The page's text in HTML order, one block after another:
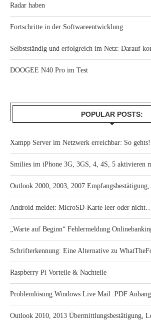
Radar haben
Fortschritte in der Softwareentwicklung
Selbstständig und erfolgreich im Netz: Darauf
DOOGEE N40 Pro im Test
POPULAR POSTS:
Xampp Server im Netzwerk erreichbar: So gehts!
Smilies im iPhone 3G, 3GS, 4, 4S, 5 aktivieren
Outlook 2000, 2003, 2007
Android meldet: MicroSD-Karte leer oder
„Warte auf Beginn“ Fehlermeldung
Schrifterkennung: Eine Alternative zu
Raspberry Pi Vorteile & Nachteile
Problemlösung Windows Live Mail .PDF Anhang
Outlook 2010, 2013 Übermittlungsbestätigung,